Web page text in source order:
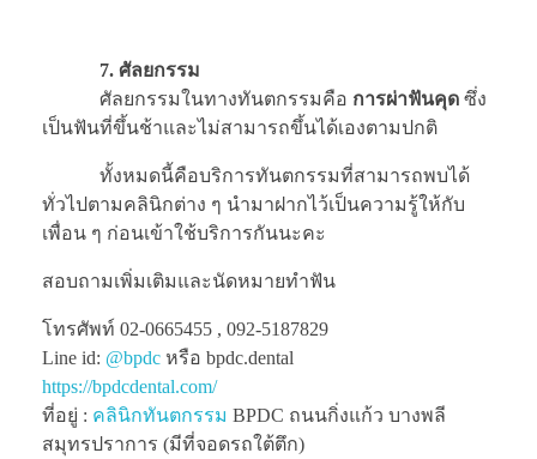
7. ศัลยกรรม
ศัลยกรรมในทางทันตกรรมคือ การผ่าฟันคุด ซึ่ง
เป็นฟันที่ขึ้นช้าและไม่สามารถขึ้นได้เองตามปกติ
ทั้งหมดนี้คือบริการทันตกรรมที่สามารถพบได้
ทั่วไปตามคลินิกต่าง ๆ นำมาฝากไว้เป็นความรู้ให้กับ
เพื่อน ๆ ก่อนเข้าใช้บริการกันนะคะ
สอบถามเพิ่มเติมและนัดหมายทำฟัน
โทรศัพท์ 02-0665455 , 092-5187829
Line id: @bpdc หรือ bpdc.dental
https://bpdcdental.com/
ที่อยู่ : คลินิกทันตกรรม BPDC ถนนกิ่งแก้ว บางพลี
สมุทรปราการ (มีที่จอดรถใต้ตึก)